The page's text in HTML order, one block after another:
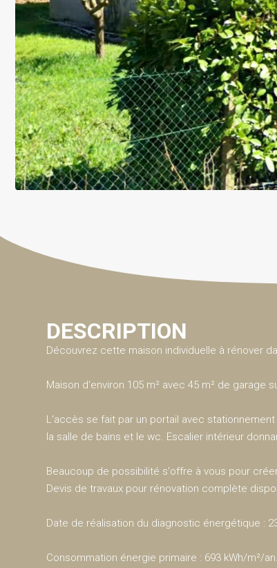
DESCRIPTION
Découvrez cette maison individuelle à rénover
Maison d'environ 105 m² avec 45 m² de garage
L'accès se fait par un portail avec
la salle de bains et le wc. Escalier intérieur
Beaucoup de possibilité s'offre à vous pour
Devis de travaux pour rénovation complète
Date de réalisation du diagnostic énergétique :
Consommation énergie primaire : 693 kWh/m²/an.